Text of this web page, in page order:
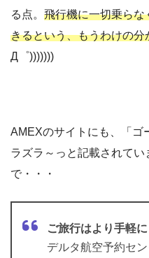
る点。 飛行機に一切乗らな
きるという、もうわけの分
Д゜)))))))
AMEXのサイトにも、「ゴ
ラズラ～っと記載されて
で・・・
ご旅行はより手軽
デルタ航空予約セ